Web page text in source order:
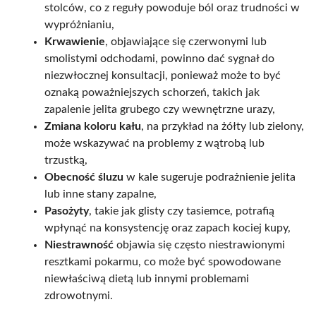
stolców, co z reguły powoduje ból oraz trudności w
wypróżnianiu,
Krwawienie, objawiające się czerwonymi lub
smolistymi odchodami, powinno dać sygnał do
niezwłocznej konsultacji, ponieważ może to być
oznaką poważniejszych schorzeń, takich jak
zapalenie jelita grubego czy wewnętrzne urazy,
Zmiana koloru kału, na przykład na żółty lub zielony,
może wskazywać na problemy z wątrobą lub
trzustką,
Obecność śluzu w kale sugeruje podrażnienie jelita
lub inne stany zapalne,
Pasożyty, takie jak glisty czy tasiemce, potrafią
wpłynąć na konsystencję oraz zapach kociej kupy,
Niestrawność objawia się często niestrawionymi
resztkami pokarmu, co może być spowodowane
niewłaściwą dietą lub innymi problemami
zdrowotnymi.